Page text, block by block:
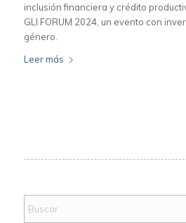
inclusión financiera y crédito
GLI FORUM 2024, un evento con
género.
Leer más